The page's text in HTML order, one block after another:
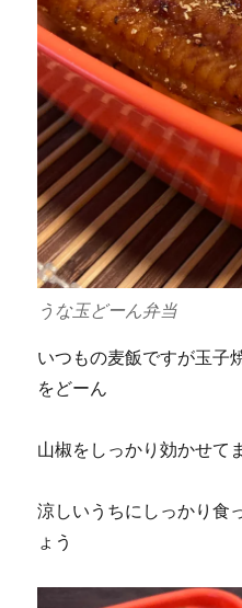
うな玉どーん弁当
いつもの麦飯ですが玉子
をどーん
山椒をしっかり効かせて
涼しいうちにしっかり食
ょう